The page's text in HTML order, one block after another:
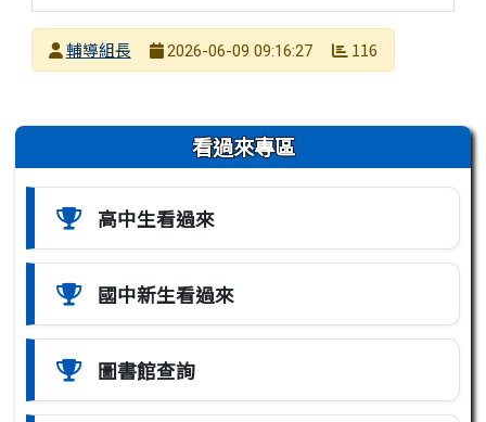
發布者
輔導組長
2026-06-09 09:16:27 116
左邊區域內容 看過來專區
高中生看過來
國中新生看過來
圖書館查詢